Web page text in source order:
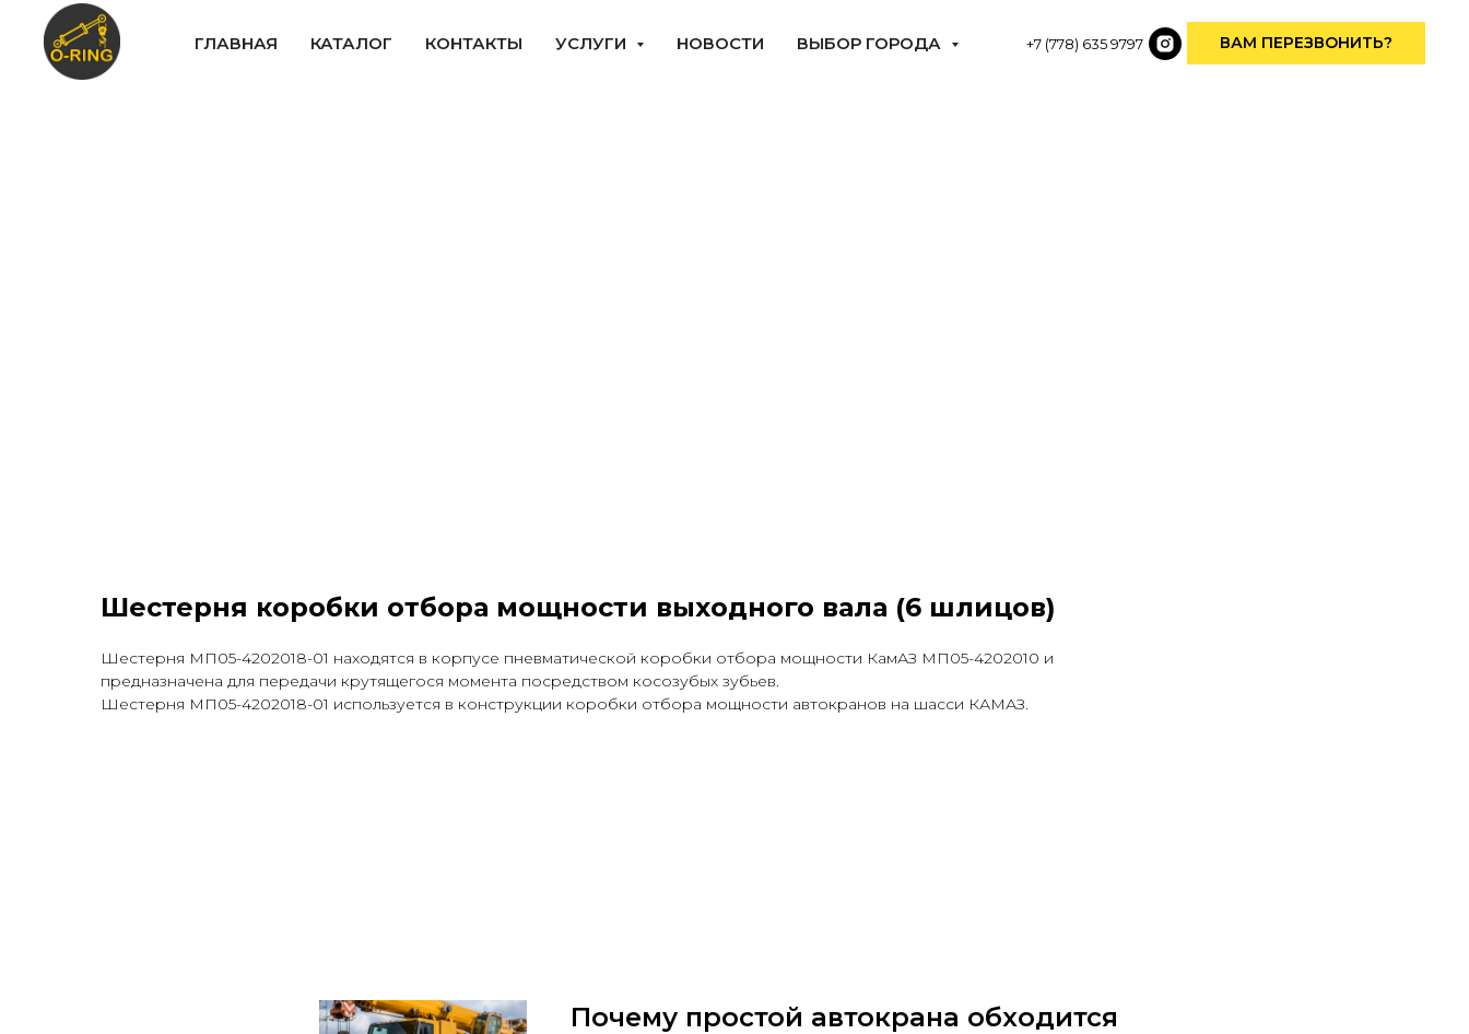
ГЛАВНАЯ КАТАЛОГ КОНТАКТЫ УСЛУГИ НОВОСТИ ВЫБОР ГОРОДА +7 (778) 635 9797 ВАМ ПЕРЕЗВОНИТЬ?
Шестерня коробки отбора мощности выходного вала (6 шлицов)
Шестерня МП05-4202018-01 находятся в корпусе пневматической коробки отбора мощности КамАЗ МП05-4202010 и
предназначена для передачи крутящегося момента посредством косозубых зубьев.
Шестерня МП05-4202018-01 используется в конструкции коробки отбора мощности автокранов на шасси КАМАЗ.
Почему простой автокрана обходится